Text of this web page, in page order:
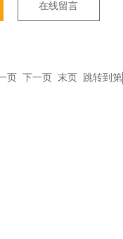
在线留言
一页 下一页 末页 跳转到第